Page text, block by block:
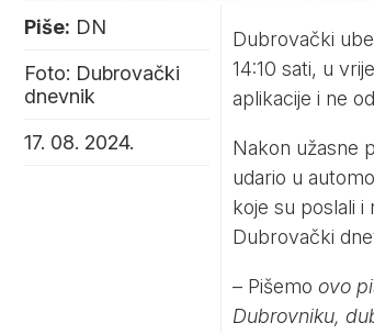
Piše: DN
Foto: Dubrovački
dnevnik
17. 08. 2024.
Dubrovački
14:10 sati, u
aplikacije i ne
Nakon užasne
udario u
koje su poslali
Dubrovački
– Pišemo ovo
Dubrovniku,